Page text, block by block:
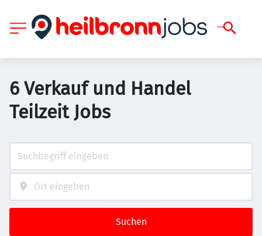
6 Verkauf und Handel
Teilzeit Jobs
Suchen